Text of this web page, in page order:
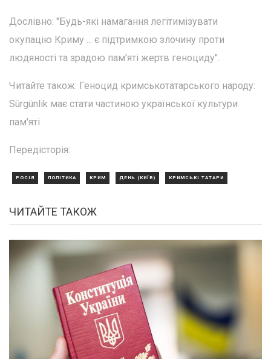
Дослівно: "Будь-які намагання легітимізувати
окупацію Криму ... є підтримкою злочину проти
людяності та зрадою пам'яті жертв геноциду".
Читайте також: Геноцид кримськотатарського народу:
Sürgünlik має стати частиною української культури
пам'яті
Передісторія:
РОСІЯ ПОЛІТИКА КРИМ ДЕНЬ (КИЇВ) КРИМСЬКІ ТАТАРИ
ЧИТАЙТЕ ТАКОЖ